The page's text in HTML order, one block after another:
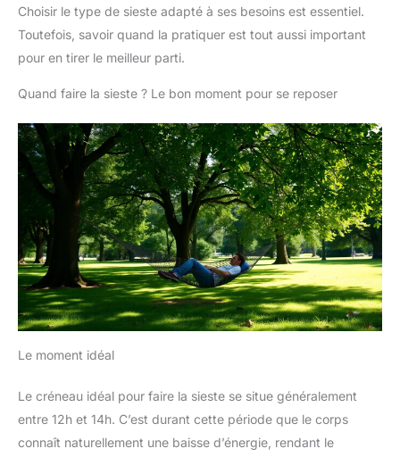
Choisir le type de sieste adapté à ses besoins est essentiel.
Toutefois, savoir quand la pratiquer est tout aussi important
pour en tirer le meilleur parti.
Quand faire la sieste ? Le bon moment pour se reposer
Le moment idéal
Le créneau idéal pour faire la sieste se situe généralement
entre 12h et 14h. C’est durant cette période que le corps
connaît naturellement une baisse d’énergie, rendant le